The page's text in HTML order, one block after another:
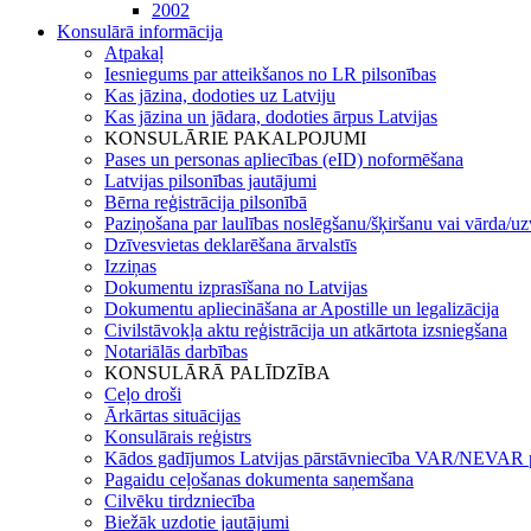
2002
Konsulārā informācija
Atpakaļ
Iesniegums par atteikšanos no LR pilsonības
Kas jāzina, dodoties uz Latviju
Kas jāzina un jādara, dodoties ārpus Latvijas
KONSULĀRIE PAKALPOJUMI
Pases un personas apliecības (eID) noformēšana
Latvijas pilsonības jautājumi
Bērna reģistrācija pilsonībā
Paziņošana par laulības noslēgšanu/šķiršanu vai vārda/
Dzīvesvietas deklarēšana ārvalstīs
Izziņas
Dokumentu izprasīšana no Latvijas
Dokumentu apliecināšana ar Apostille un legalizācija
Civilstāvokļa aktu reģistrācija un atkārtota izsniegšana
Notariālās darbības
KONSULĀRĀ PALĪDZĪBA
Ceļo droši
Ārkārtas situācijas
Konsulārais reģistrs
Kādos gadījumos Latvijas pārstāvniecība VAR/NEVAR
Pagaidu ceļošanas dokumenta saņemšana
Cilvēku tirdzniecība
Biežāk uzdotie jautājumi